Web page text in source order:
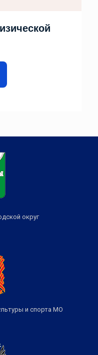
округ
и спорта МО